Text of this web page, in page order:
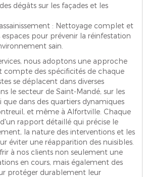
dégâts sur les façades et les
: Nettoyage complet et
pour prévenir la réinfestation
sain.
nous adoptons une approche
compte des spécificités de chaque
se déplacent dans diverses
le secteur de Saint-Mandé, sur les
que dans des quartiers dynamiques
et même à Alfortville. Chaque
rapport détaillé qui précise le
la nature des interventions et les
éviter une réapparition des nuisibles.
à nos clients non seulement une
en cours, mais également des
protéger durablement leur